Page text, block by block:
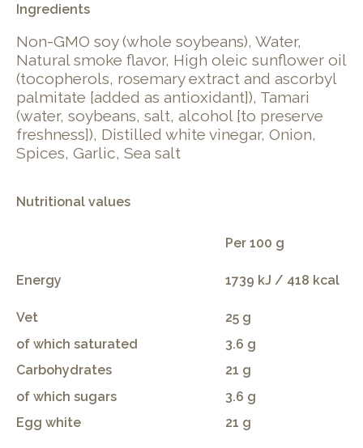
Ingredients
Non-GMO soy (whole soybeans), Water,
Natural smoke flavor, High oleic sunflower oil
(tocopherols, rosemary extract and ascorbyl
palmitate [added as antioxidant]), Tamari
(water, soybeans, salt, alcohol [to preserve
freshness]), Distilled white vinegar, Onion,
Spices, Garlic, Sea salt
Nutritional values
Per 100 g
Energy 1739 kJ / 418 kcal
Vet
25 g
of which saturated
3.6 g
Carbohydrates
21 g
of which sugars
3.6 g
Egg white
21 g